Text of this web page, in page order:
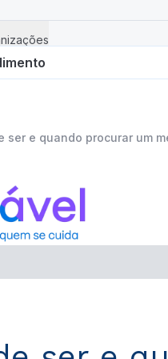
ser e quando procurar um